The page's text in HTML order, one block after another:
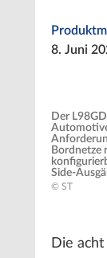
8. Juni
Der
Bordnetze
Side-
© ST
Die